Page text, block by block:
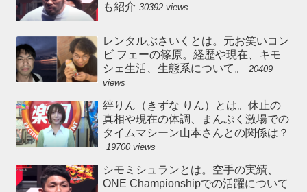
も紹介 30392 views
レンタルぶさいくとは。元お笑いコン
ビ フェーの篠原。経歴や現在、キモ
シェ生活、生態系について。
20409
views
絆りん（きずな りん）とは。休止の
真相や現在の体調、まんぷく激場での
タイムマシーン山本さんとの関係は？
19700 views
シモミシュランとは。空手の実績、
ONE Championshipでの活躍について